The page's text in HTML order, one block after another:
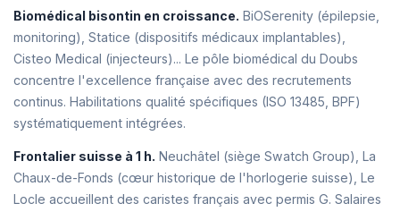
Biomédical bisontin en croissance. BiOSerenity (épilepsie,
monitoring), Statice (dispositifs médicaux implantables),
Cisteo Medical (injecteurs)... Le pôle biomédical du Doubs
concentre l'excellence française avec des recrutements
continus. Habilitations qualité spécifiques (ISO 13485, BPF)
systématiquement intégrées.
Frontalier suisse à 1 h. Neuchâtel (siège Swatch Group), La
Chaux-de-Fonds (cœur historique de l'horlogerie suisse), Le
Locle accueillent des caristes français avec permis G. Salaires